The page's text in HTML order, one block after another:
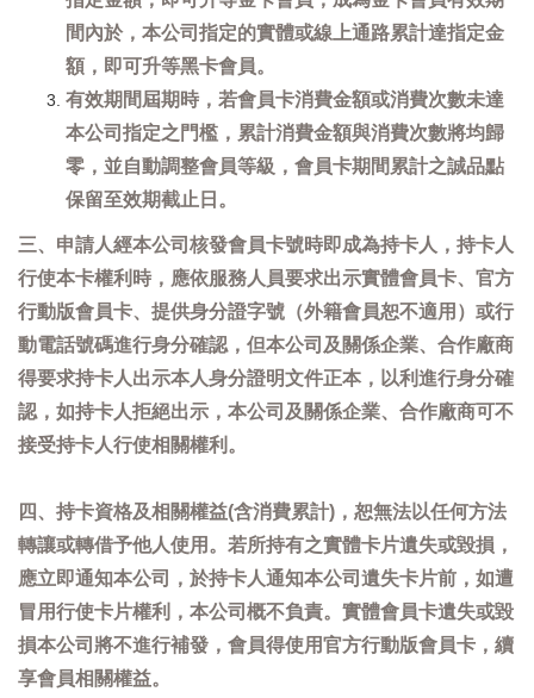
間內於，本公司指定的實體或線上通路累計達指定金
額，即可升等黑卡會員。
有效期間屆期時，若會員卡消費金額或消費次數未達
本公司指定之門檻，累計消費金額與消費次數將均歸
零，並自動調整會員等級，會員卡期間累計之誠品點
保留至效期截止日。
三、申請人經本公司核發會員卡號時即成為持卡人，持卡人
行使本卡權利時，應依服務人員要求出示實體會員卡、官方
行動版會員卡、提供身分證字號（外籍會員恕不適用）或行
動電話號碼進行身分確認，但本公司及關係企業、合作廠商
得要求持卡人出示本人身分證明文件正本，以利進行身分確
認，如持卡人拒絕出示，本公司及關係企業、合作廠商可不
接受持卡人行使相關權利。
四、持卡資格及相關權益(含消費累計)，恕無法以任何方法
轉讓或轉借予他人使用。若所持有之實體卡片遺失或毀損，
應立即通知本公司，於持卡人通知本公司遺失卡片前，如遭
冒用行使卡片權利，本公司概不負責。實體會員卡遺失或毀
損本公司將不進行補發，會員得使用官方行動版會員卡，續
享會員相關權益。